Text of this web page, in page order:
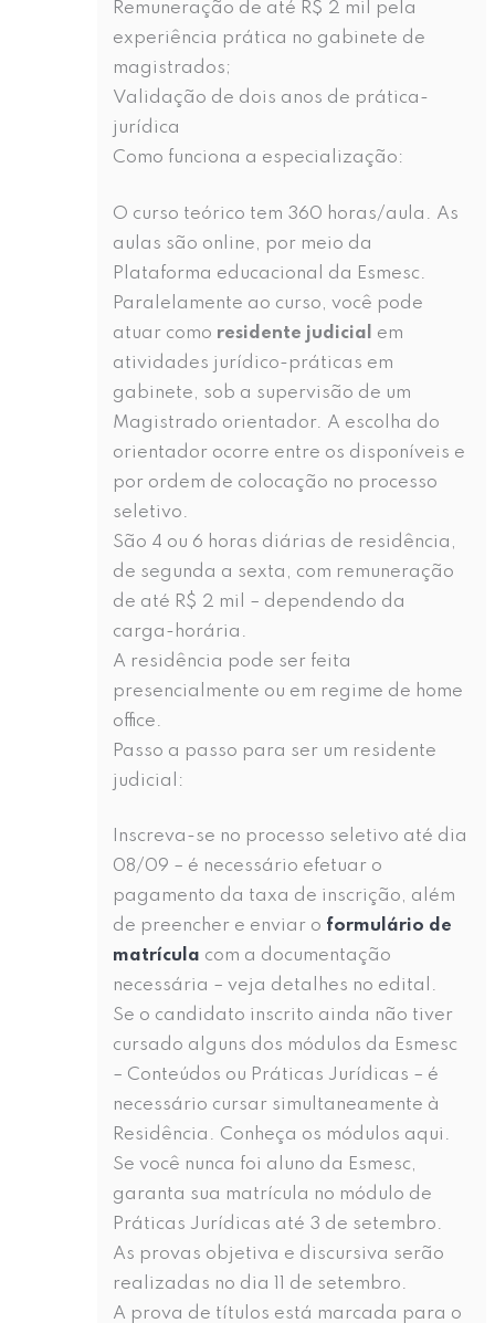
Remuneração de até R$ 2 mil pela
experiência prática no gabinete de
magistrados;
Validação de dois anos de prática-
jurídica
Como funciona a especialização:
O curso teórico tem 360 horas/aula. As
aulas são online, por meio da
Plataforma educacional da Esmesc.
Paralelamente ao curso, você pode
atuar como residente judicial
em
atividades jurídico-práticas em
gabinete, sob a supervisão de um
Magistrado orientador. A escolha do
orientador ocorre entre os disponíveis e
por ordem de colocação no processo
seletivo.
São 4 ou 6 horas diárias de residência,
de segunda a sexta, com remuneração
de até R$ 2 mil – dependendo da
carga-horária.
A residência pode ser feita
presencialmente ou em regime de home
office.
Passo a passo para ser um residente
judicial:
Inscreva-se no processo seletivo até dia
08/09 – é necessário efetuar o
pagamento da taxa de inscrição, além
de preencher e enviar o formulário de
matrícula com a documentação
necessária – veja detalhes no edital.
Se o candidato inscrito ainda não tiver
cursado alguns dos módulos da Esmesc
– Conteúdos ou Práticas Jurídicas – é
necessário cursar simultaneamente à
Residência. Conheça os módulos aqui.
Se você nunca foi aluno da Esmesc,
garanta sua matrícula no módulo de
Práticas Jurídicas até 3 de setembro.
As provas objetiva e discursiva serão
realizadas no dia 11 de setembro.
A prova de títulos está marcada para o